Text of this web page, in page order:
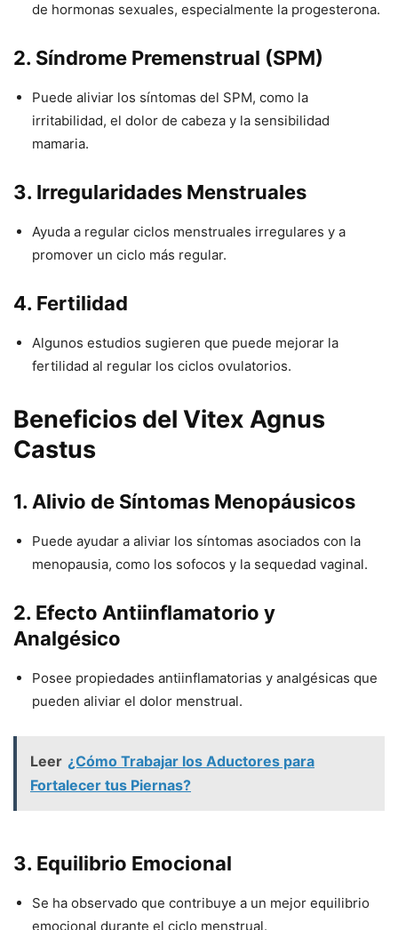
de hormonas sexuales, especialmente la progesterona.
2. Síndrome Premenstrual (SPM)
Puede aliviar los síntomas del SPM, como la
irritabilidad, el dolor de cabeza y la sensibilidad
mamaria.
3. Irregularidades Menstruales
Ayuda a regular ciclos menstruales irregulares y a
promover un ciclo más regular.
4. Fertilidad
Algunos estudios sugieren que puede mejorar la
fertilidad al regular los ciclos ovulatorios.
Beneficios del Vitex Agnus
Castus
1. Alivio de Síntomas Menopáusicos
Puede ayudar a aliviar los síntomas asociados con la
menopausia, como los sofocos y la sequedad vaginal.
2. Efecto Antiinflamatorio y
Analgésico
Posee propiedades antiinflamatorias y analgésicas que
pueden aliviar el dolor menstrual.
Leer ¿Cómo Trabajar los Aductores para
Fortalecer tus Piernas?
3. Equilibrio Emocional
Se ha observado que contribuye a un mejor equilibrio
emocional durante el ciclo menstrual.